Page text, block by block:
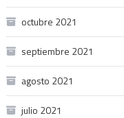
octubre 2021
septiembre 2021
agosto 2021
julio 2021